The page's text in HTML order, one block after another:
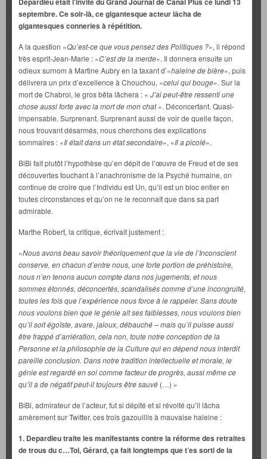
septembre. Ce soir-là, ce gigantesque acteur lâcha de
gigantesques conneries à répétition.
A la question «Qu’est-ce que vous pensez des Politiques ?», il répond
très esprit-Jean-Marie : «C’est de la merde». Il donnera ensuite un
odieux surnom à Martine Aubry en la taxant d’«haleine de bière», puis
délivrera un prix d’excellence à Chouchou, «celui qui bouge». Sur la
mort de Chabrol, le gros bêta lâchera : « J’ai peut-être ressenti une
chose aussi forte avec la mort de mon chat». Déconcertant. Quasi-
impensable. Surprenant. Surprenant aussi de voir de quelle façon,
nous trouvant désarmés, nous cherchons des explications
sommaires : «Il était dans un état secondaire», «Il a picolé».
BiBi fait plutôt l’hypothèse qu’en dépit de l’œuvre de Freud et de ses
découvertes touchant à l’anachronisme de la Psyché humaine, on
continue de croire que l’Individu est Un, qu’il est un bloc entier en
toutes circonstances et qu’on ne le reconnaît que dans sa part
admirable.
Marthe Robert, la critique, écrivait justement :
«Nous avons beau savoir théoriquement que la vie de l’Inconscient
conserve, en chacun d’entre nous, une forte portion de préhistoire,
nous n’en tenons aucun compte dans nos jugements, et nous
sommes étonnés, déconcertés, scandalisés comme d’une incongruité,
toutes les fois que l’expérience nous force à le rappeler. Sans doute
nous voulons bien que le génie ait ses faiblesses, nous voulons bien
qu’il soit égoïste, avare, jaloux, débauché – mais qu’il puisse aussi
être frappé d’arriération, cela non, toute notre conception de la
Personne et la philosophie de la Culture qui en dépend nous interdit
pareille conclusion. Dans notre tradition intellectuelle et morale, le
génie est regardé en soi comme facteur de progrès, aussi même ce
qu’il a de négatif peut-il toujours être sauvé (…) »
BiBi, admirateur de l’acteur, fut si dépité et si révolté qu’il lâcha
amèrement sur Twitter, ces trois gazouillis à mauvaise haleine :
1. Depardieu traite les manifestants contre la réforme des retraites
de trous du c…Toi, Gérard, ça fait longtemps que t’es sorti de la